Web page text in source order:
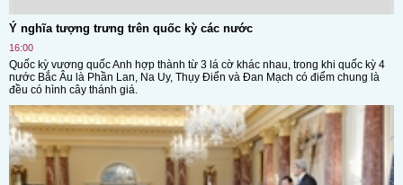
Ý nghĩa tượng trưng trên quốc kỳ các nước
16:00
Quốc kỳ vương quốc Anh hợp thành từ 3 lá cờ khác nhau, trong khi quốc kỳ 4
nước Bắc Âu là Phần Lan, Na Uy, Thụy Điển và Đan Mạch có điểm chung là
đều có hình cây thánh giá.